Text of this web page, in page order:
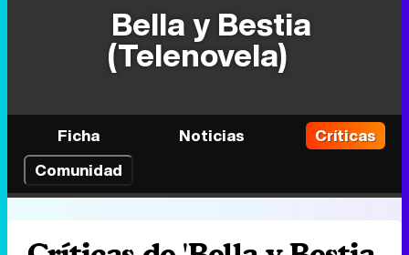
Bella y Bestia
(Telenovela)
Ficha Noticias
Críticas
Comunidad